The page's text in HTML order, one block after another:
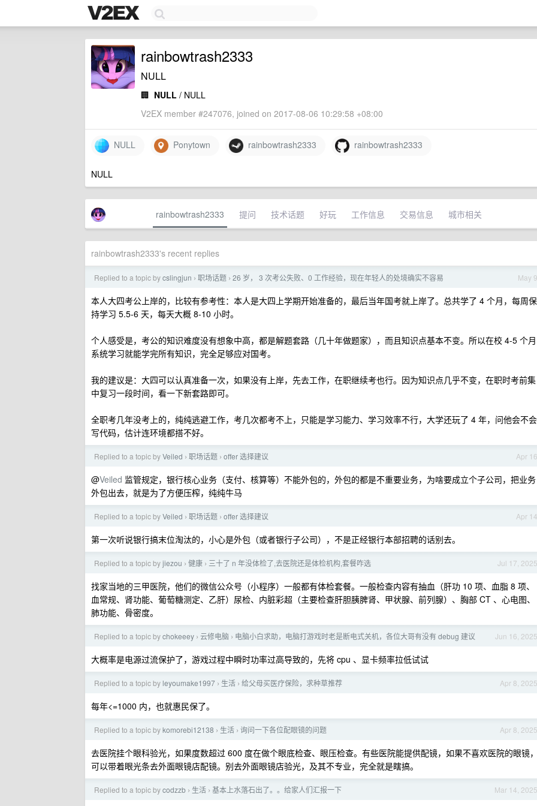
rainbowtrash2333
NULL
🏢 NULL / NULL
V2EX member #247076, joined on 2017-08-06 10:29:58 +08:00
NULL Ponytown rainbowtrash2333 rainbowtrash2333
NULL
rainbowtrash2333 提问 技术话题 好玩 工作信息 交易信息 城市相关
rainbowtrash2333's recent replies
May 9
Replied to a topic bycslingjun › 职场话题 › 26 岁， 3 次考公失败、0 工作经验，现在年轻人的处境确实不容易
本人大四考公上岸的，比较有参考性：本人是大四上学期开始准备的，最后当年国考就上岸了。总共学了 4 个月，每周保
持学习 5.5-6 天，每天大概 8-10 小时。
个人感受是，考公的知识难度没有想象中高，都是解题套路（几十年做题家），而且知识点基本不变。所以在校 4-5 个月
系统学习就能学完所有知识，完全足够应对国考。
我的建议是：大四可以认真准备一次，如果没有上岸，先去工作，在职继续考也行。因为知识点几乎不变，在职时考前集
中复习一段时间，看一下新套路即可。
全职考几年没考上的，纯纯逃避工作，考几次都考不上，只能是学习能力、学习效率不行，大学还玩了 4 年，问他会不会
写代码，估计连环境都搭不好。
Apr 16
Replied to a topic byVeiled › 职场话题 › offer 选择建议
@Veiled 监管规定，银行核心业务（支付、核算等）不能外包的，外包的都是不重要业务，为啥要成立个子公司，把业务
外包出去，就是为了方便压榨，纯纯牛马
Apr 14
Replied to a topic byVeiled › 职场话题 › offer 选择建议
第一次听说银行搞末位淘汰的，小心是外包（或者银行子公司），不是正经银行本部招聘的话别去。
Jul 17, 2025
Replied to a topic byjiezou › 健康 › 三十了 n 年没体检了,去医院还是体检机构,套餐咋选
找家当地的三甲医院，他们的微信公众号（小程序）一般都有体检套餐。一般检查内容有抽血（肝功 10 项、血脂 8 项、
血常规、肾功能、葡萄糖测定、乙肝）尿检、内脏彩超（主要检查肝胆胰脾肾、甲状腺、前列腺）、胸部 CT 、心电图、
肺功能、骨密度。
Jun 16, 2025
Replied to a topic bychokeeey › 云修电脑 › 电脑小白求助，电脑打游戏时老是断电式关机，各位大哥有没有 debug 建议
大概率是电源过流保护了，游戏过程中瞬时功率过高导致的，先将 cpu 、显卡频率拉低试试
Apr 8, 2025
Replied to a topic by leyoumake1997 › 生活 › 给父母买医疗保险，求种草推荐
每年<=1000 内，也就惠民保了。
Apr 8, 2025
Replied to a topic bykomorebi12138 › 生活 › 询问一下各位配眼镜的问题
去医院挂个眼科验光，如果度数超过 600 度在做个眼底检查、眼压检查。有些医院能提供配镜，如果不喜欢医院的眼镜，
可以带着眼光条去外面眼镜店配镜。别去外面眼镜店验光，及其不专业，完全就是瞎搞。
Mar 14, 2025
Replied to a topic bycodzzb › 生活 › 基本上水落石出了。。给家人们汇报一下